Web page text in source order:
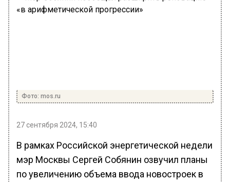
Фото: mos.ru
27 сентября 2024, 15:40
В рамках Российской энергетической недели
мэр Москвы Сергей Собянин озвучил планы
по увеличению объема ввода новостроек в